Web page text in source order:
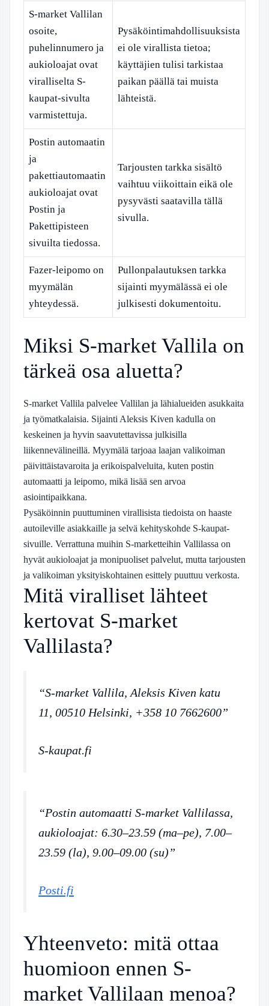
S-market Vallilan
osoite,
puhelinnumero ja
aukioloajat ovat
viralliselta S-
kaupat-sivulta
varmistettuja.
Pysäköintimahdollisuuksista
ei ole virallista tietoa;
käyttäjien tulisi tarkistaa
paikan päällä tai muista
lähteistä.
Postin automaatin
ja
pakettiautomaatin
aukioloajat ovat
Postin ja
Pakettipisteen
sivuilta tiedossa.
Tarjousten tarkka sisältö
vaihtuu viikoittain eikä ole
pysyvästi saatavilla tällä
sivulla.
Fazer-leipomo on
myymälän
yhteydessä.
Pullonpalautuksen tarkka
sijainti myymälässä ei ole
julkisesti dokumentoitu.
Miksi S-market Vallila on
tärkeä osa aluetta?
S-market Vallila palvelee Vallilan ja lähialueiden asukkaita
ja työmatkalaisia. Sijainti Aleksis Kiven kadulla on
keskeinen ja hyvin saavutettavissa julkisilla
liikennevälineillä. Myymälä tarjoaa laajan valikoiman
päivittäistavaroita ja erikoispalveluita, kuten postin
automaatti ja leipomo, mikä lisää sen arvoa
asiointipaikkana.
Pysäköinnin puuttuminen virallisista tiedoista on haaste
autoileville asiakkaille ja selvä kehityskohde S-kaupat-
sivuille. Verrattuna muihin S-marketteihin Vallilassa on
hyvät aukioloajat ja monipuoliset palvelut, mutta tarjousten
ja valikoiman yksityiskohtainen esittely puuttuu verkosta.
Mitä viralliset lähteet
kertovat S-market
Vallilasta?
“S-market Vallila, Aleksis Kiven katu
11, 00510 Helsinki, +358 10 7662600”
S-kaupat.fi
“Postin automaatti S-market Vallilassa,
aukioloajat: 6.30–23.59 (ma–pe), 7.00–
23.59 (la), 9.00–09.00 (su)”
Posti.fi
Yhteenveto: mitä ottaa
huomioon ennen S-
market Vallilaan menoa?